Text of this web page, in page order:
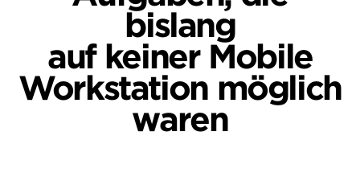
bislang
auf keiner Mobile
Workstation möglich
waren